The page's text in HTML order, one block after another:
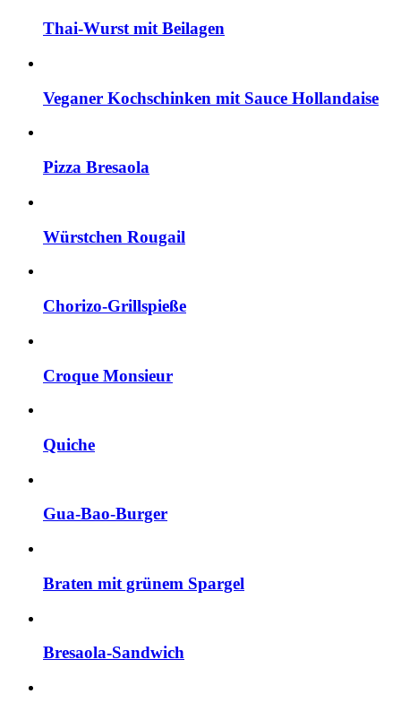
Thai-Wurst mit Beilagen
Veganer Kochschinken mit Sauce Hollandaise
Pizza Bresaola
Würstchen Rougail
Chorizo-Grillspieße
Croque Monsieur
Quiche
Gua-Bao-Burger
Braten mit grünem Spargel
Bresaola-Sandwich